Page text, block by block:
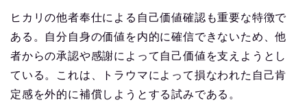
ヒカリの他者奉仕による自己価値確認も重要な特徴で
ある。自分自身の価値を内的に確信できないため、他
者からの承認や感謝によって自己価値を支えようとし
ている。これは、トラウマによって損なわれた自己肯
定感を外的に補償しようとする試みである。